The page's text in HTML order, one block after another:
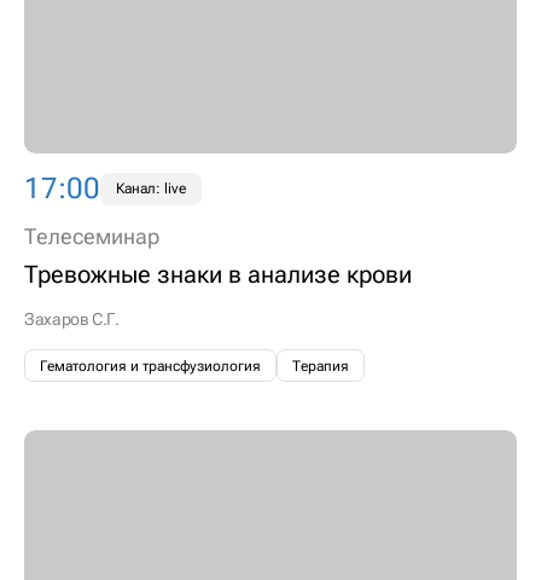
17:00 Канал: live
Телесеминар
Тревожные знаки в анализе крови
Захаров С.Г.
Гематология и трансфузиология Терапия